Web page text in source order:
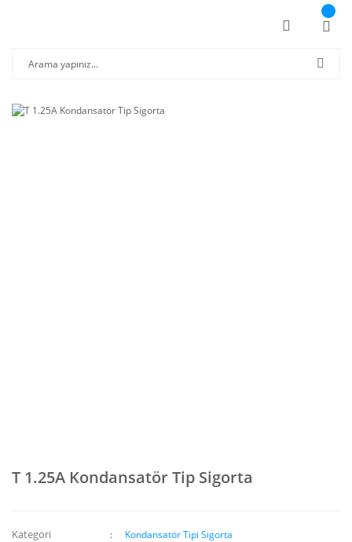
T 1.25A Kondansatör Tip Sigorta
Kategori Kondansatör Tipi Sigorta